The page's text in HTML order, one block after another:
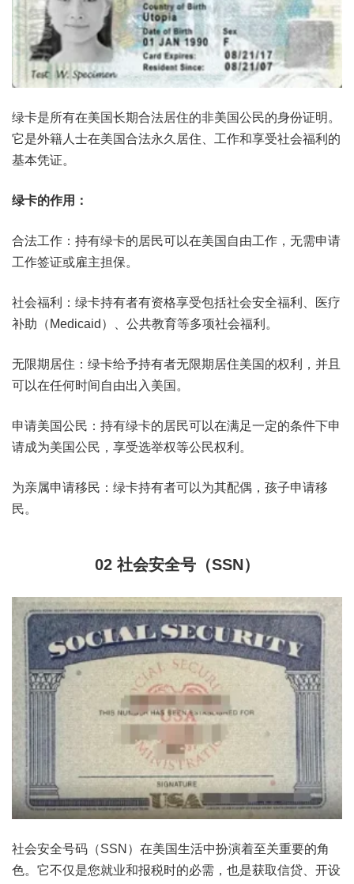
绿卡是所有在美国长期合法居住的非美国公民的身份证明。
它是外籍人士在美国合法永久居住、工作和享受社会福利的
基本凭证。
绿卡的作用：
合法工作：持有绿卡的居民可以在美国自由工作，无需申请
工作签证或雇主担保。
社会福利：绿卡持有者有资格享受包括社会安全福利、医疗
补助（Medicaid）、公共教育等多项社会福利。
无限期居住：绿卡给予持有者无限期居住美国的权利，并且
可以在任何时间自由出入美国。
申请美国公民：持有绿卡的居民可以在满足一定的条件下申
请成为美国公民，享受选举权等公民权利。
为亲属申请移民：绿卡持有者可以为其配偶，孩子申请移
民。
02 社会安全号（SSN）
社会安全号码（SSN）在美国生活中扮演着至关重要的角
色。它不仅是您就业和报税时的必需，也是获取信贷、开设